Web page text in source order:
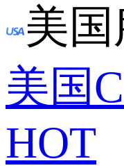
美
美国
HOT